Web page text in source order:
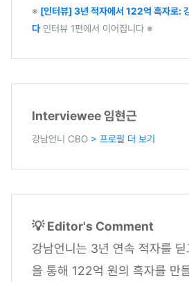
※ [인터뷰] 3년 적자에서 122억 흑자로:
다 인터뷰 1편에서 이어집니다 ※
Interviewee 임현근
강남언니 CBO > 프로필 더 보기
💡 Editor's Comment
강남언니는 3년 연속 적자를
을 통해 122억 원의 흑자를 만